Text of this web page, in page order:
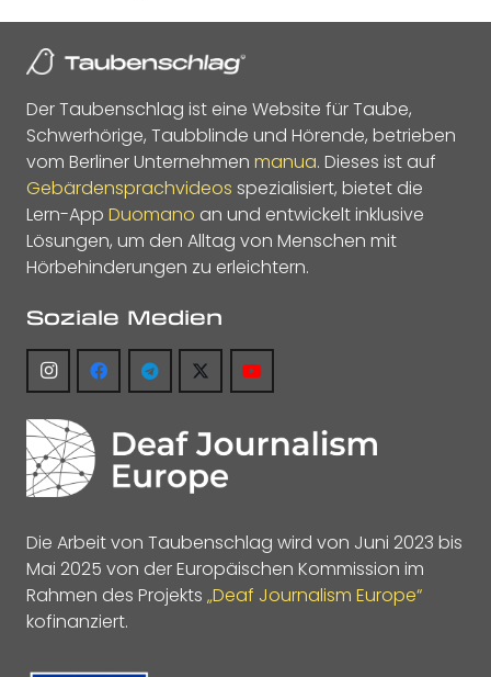
Der Taubenschlag ist eine Website für Taube,
Schwerhörige, Taubblinde und Hörende, betrieben
vom Berliner Unternehmen manua. Dieses ist auf
Gebärdensprachvideos spezialisiert, bietet die
Lern-App Duomano an und entwickelt inklusive
Lösungen, um den Alltag von Menschen mit
Hörbehinderungen zu erleichtern.
Soziale Medien
Die Arbeit von Taubenschlag wird von Juni 2023 bis
Mai 2025 von der Europäischen Kommission im
Rahmen des Projekts „Deaf Journalism Europe“
kofinanziert.